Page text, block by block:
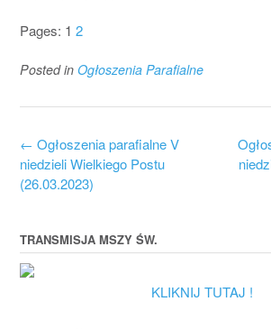
Pages: 1 2
Posted in Ogłoszenia Parafialne
Post
navigation
← Ogłoszenia parafialne V
niedzieli Wielkiego Postu
(26.03.2023)
TRANSMISJA MSZY ŚW.
KLIKNIJ TUTAJ !